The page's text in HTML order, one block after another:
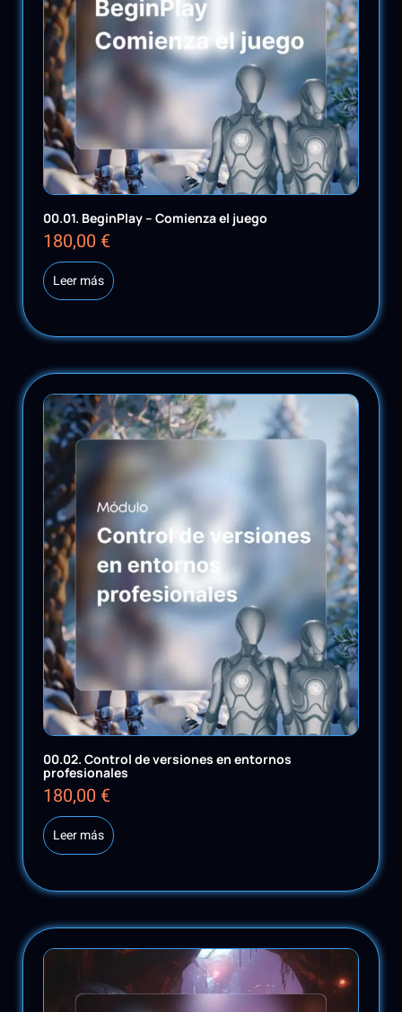
00.01. BeginPlay – Comienza el juego
180,00 €
Leer más
00.02. Control de versiones en entornos
profesionales
180,00 €
Leer más